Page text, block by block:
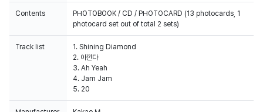
Contents
PHOTOBOOK / CD / PHOTOCARD (13 photocards, 1
photocard set out of total 2 sets)
Track list
1. Shining Diamond
2. 아낀다
3. Ah Yeah
4. Jam Jam
5. 20